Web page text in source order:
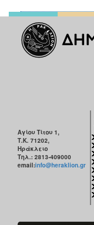
Αγίου Τίτου 1,
Τ.Κ. 71202,
Ηράκλειο
Τηλ.: 2813-409000
email:info@heraklion.gr